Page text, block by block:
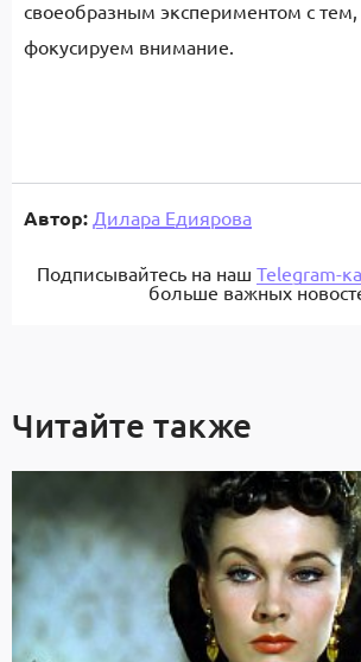
своеобразным экспериментом с
фокусируем внимание.
Автор: Дилара Едиярова
Подписывайтесь на наш Telegram-
больше важных
Читайте также